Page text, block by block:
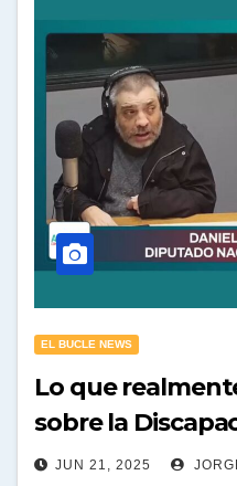
EL BUCLE NEWS
Lo que
sobre la
JUN 21, 2025